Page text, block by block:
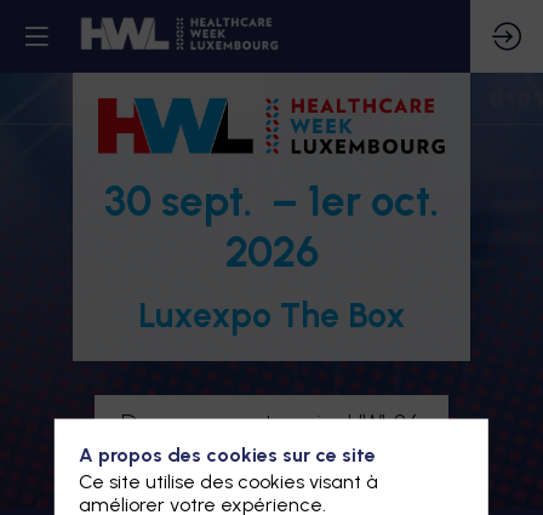
30 sept. – 1er oct.
2026
Luxexpo The Box
Devenez partenaire HWL26
Je m'inscris à HWL26
A propos des cookies sur ce site
Ce site utilise des cookies visant à
améliorer votre expérience.